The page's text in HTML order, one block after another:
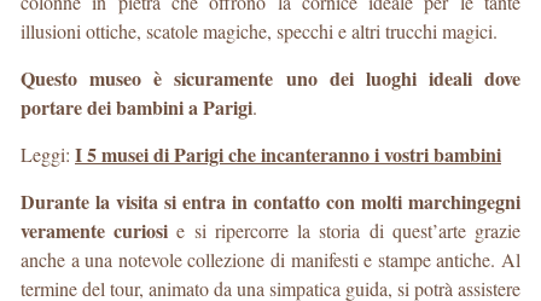
illusioni ottiche, scatole magiche, specchi e altri trucchi magici.
Questo museo è sicuramente uno dei luoghi ideali dove
portare dei bambini a Parigi.
Leggi: I 5 musei di Parigi che incanteranno i vostri bambini
Durante la visita si entra in contatto con molti marchingegni
veramente curiosi e si ripercorre la storia di quest’arte grazie
anche a una notevole collezione di manifesti e stampe antiche. Al
termine del tour, animato da una simpatica guida, si potrà assistere